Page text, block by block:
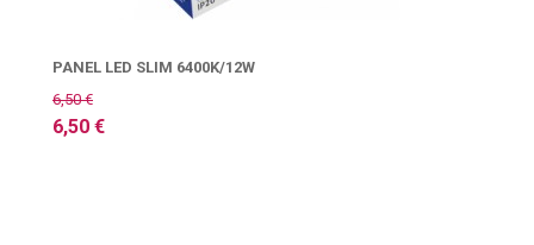
PANEL LED SLIM 6400K/12W
6,50 €
6,50 €